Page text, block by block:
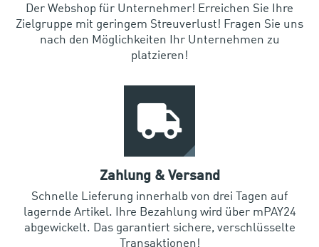
Der Webshop für Unternehmer! Erreichen Sie Ihre
Zielgruppe mit geringem Streuverlust! Fragen Sie uns
nach den Möglichkeiten Ihr Unternehmen zu
platzieren!
Zahlung & Versand
Schnelle Lieferung innerhalb von drei Tagen auf
lagernde Artikel. Ihre Bezahlung wird über mPAY24
abgewickelt. Das garantiert sichere, verschlüsselte
Transaktionen!